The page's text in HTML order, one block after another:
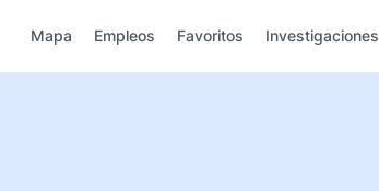
Mapa Empleos Favoritos Investigaciones